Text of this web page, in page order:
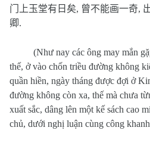
门上玉堂有日矣, 曾不能画一奇,
卿.
(Như nay các ông may mắn
thế, ở vào chốn triều đường không
quần hiền, ngày tháng được đợi ở
đường không còn xa, thế mà chưa
xuất sắc, dâng lên một kế sách cao
chủ, dưới nghị luận cùng công